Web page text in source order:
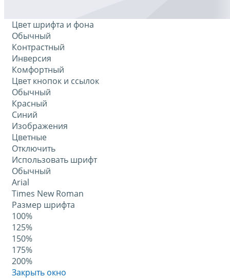
Цвет шрифта и фона
Обычный
Контрастный
Инверсия
Комфортный
Цвет кнопок и ссылок
Обычный
Красный
Синий
Изображения
Цветные
Отключить
Использовать шрифт
Обычный
Arial
Times New Roman
Размер шрифта
100%
125%
150%
175%
200%
Закрыть окно